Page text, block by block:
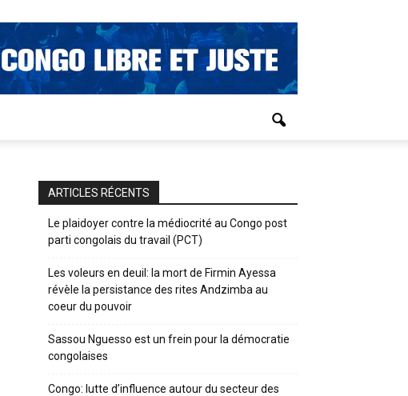
ARTICLES RÉCENTS
Le plaidoyer contre la médiocrité au Congo post
parti congolais du travail (PCT)
Les voleurs en deuil: la mort de Firmin Ayessa
révèle la persistance des rites Andzimba au
coeur du pouvoir
Sassou Nguesso est un frein pour la démocratie
congolaises
Congo: lutte d’influence autour du secteur des